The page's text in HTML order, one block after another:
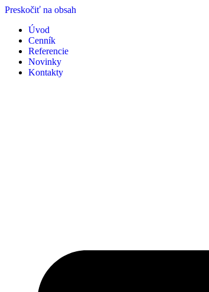
Preskočiť na obsah
Úvod
Cenník
Referencie
Novinky
Kontakty